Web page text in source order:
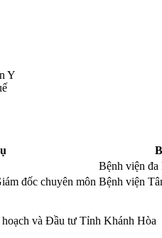
Y
Bệnh viện
đốc chuyên môn Bệnh viện
và Đầu tư Tỉnh Khánh Hòa